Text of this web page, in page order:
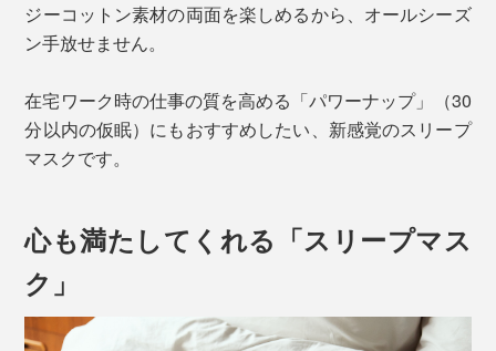
ジーコットン素材の両面を楽しめるから、オールシーズ
ン手放せません。
在宅ワーク時の仕事の質を高める「パワーナップ」（30
分以内の仮眠）にもおすすめしたい、新感覚のスリープ
マスクです。
心も満たしてくれる「スリープマス
ク」